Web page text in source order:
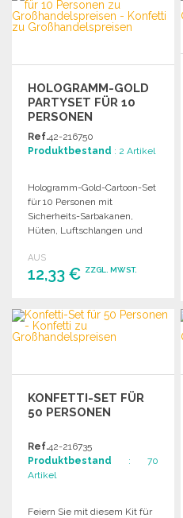
HOLOGRAMM-GOLD
PARTYSET FÜR 10
PERSONEN
Ref.42-216750
Produktbestand : 2 Artikel
Hologramm-Gold-Cartoon-Set
für 10 Personen mit
Sicherheits-Sarbakanen,
Hüten, Luftschlangen und
AUS
12,33 € ZZGL. MWST.
BESTELLEN
Angebot anfordern
KONFETTI-SET FÜR
50 PERSONEN
Ref.42-216735
Produktbestand : 70
Artikel
Feiern Sie mit diesem Kit für